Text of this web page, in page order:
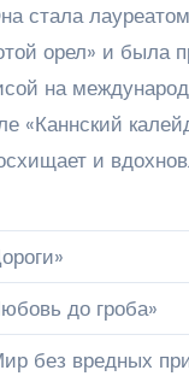
стала
орел» и была
на
«Каннский
и
до гроба»
без вредных